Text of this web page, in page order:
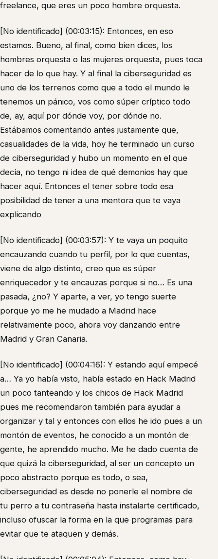
freelance, que eres un poco hombre orquesta.
[No identificado] (00:03:15): Entonces, en eso
estamos. Bueno, al final, como bien dices, los
hombres orquesta o las mujeres orquesta, pues toca
hacer de lo que hay. Y al final la ciberseguridad es
uno de los terrenos como que a todo el mundo le
tenemos un pánico, vos como súper críptico todo
de, ay, aquí por dónde voy, por dónde no.
Estábamos comentando antes justamente que,
casualidades de la vida, hoy he terminado un curso
de ciberseguridad y hubo un momento en el que
decía, no tengo ni idea de qué demonios hay que
hacer aquí. Entonces el tener sobre todo esa
posibilidad de tener a una mentora que te vaya
explicando
[No identificado] (00:03:57): Y te vaya un poquito
encauzando cuando tu perfil, por lo que cuentas,
viene de algo distinto, creo que es súper
enriquecedor y te encauzas porque si no… Es una
pasada, ¿no? Y aparte, a ver, yo tengo suerte
porque yo me he mudado a Madrid hace
relativamente poco, ahora voy danzando entre
Madrid y Gran Canaria.
[No identificado] (00:04:16): Y estando aquí empecé
a… Ya yo había visto, había estado en Hack Madrid
un poco tanteando y los chicos de Hack Madrid
pues me recomendaron también para ayudar a
organizar y tal y entonces con ellos he ido pues a un
montón de eventos, he conocido a un montón de
gente, he aprendido mucho. Me he dado cuenta de
que quizá la ciberseguridad, al ser un concepto un
poco abstracto porque es todo, o sea,
ciberseguridad es desde no ponerle el nombre de
tu perro a tu contraseña hasta instalarte certificado,
incluso ofuscar la forma en la que programas para
evitar que te ataquen y demás.